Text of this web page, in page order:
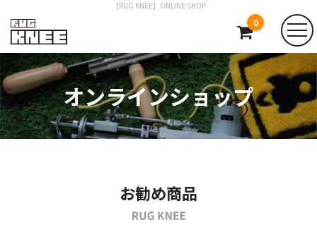
【RUG KNEE】ONLINE SHOP
0
オンラインショップ
お勧め商品